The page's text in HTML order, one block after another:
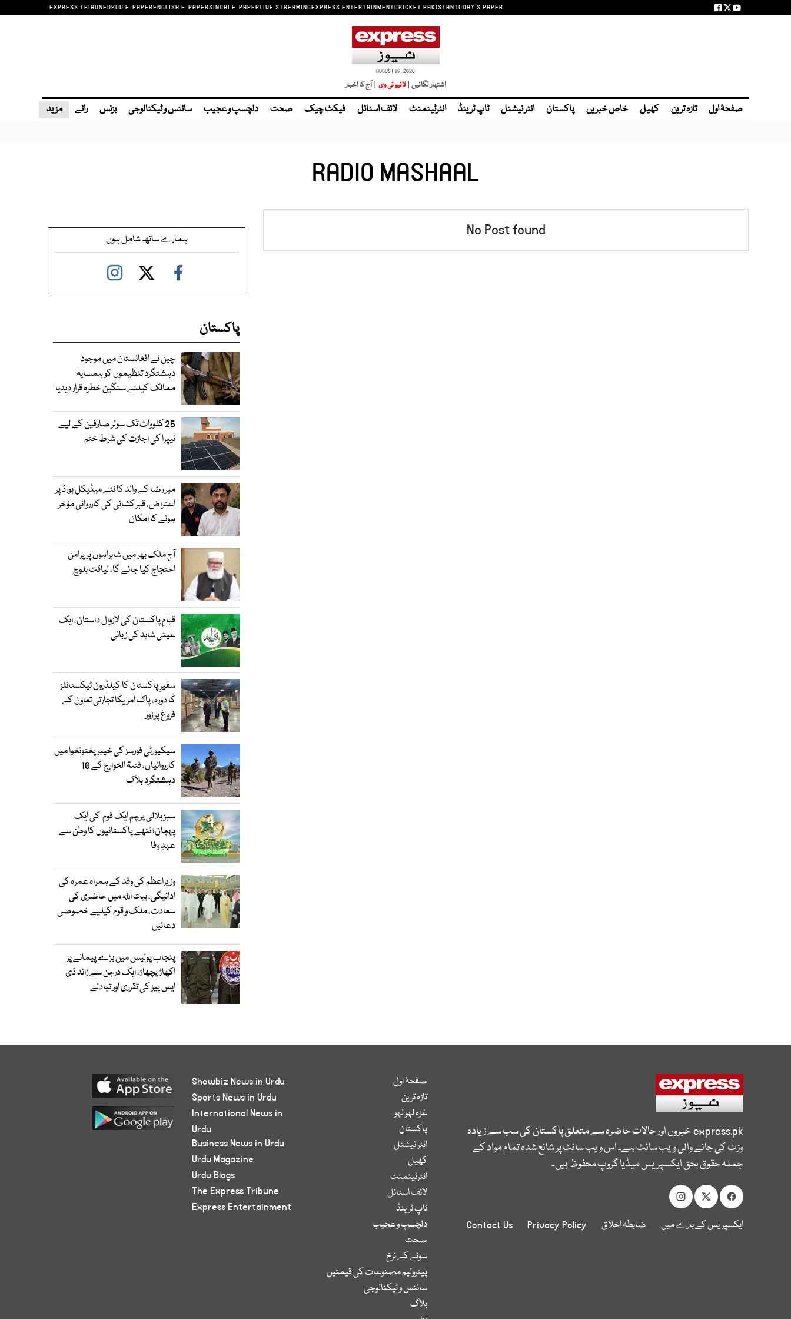
EXPRESS TRIBUNEURDU E-PAPERENGLISH E-PAPERSINDHI E-PAPERLIVE STREAMINGEXPRESS ENTERTAINMENTCRICKET PAKISTANTODAY'S PAPER
AUGUST 07, 2026
اشتہار لگائیں |لائیو ٹی وی | آج کا اخبار
صفحۂ اول تازہ ترین کھیل خاص خبریں پاکستان انٹر نیشنل ٹاپ ٹرینڈ انٹرٹینمنٹ لائف اسٹائل فیکٹ چیک صحت دلچسپ و عجیب سائنس و ٹیکنالوجی بزنس رائے مزید
RADIO MASHAAL
No Post found ہمارے ساتھ شامل ہوں
پاکستان
چین نے افغانستان میں موجود
دہشتگرد تنظیموں کو ہمسایہ
ممالک کیلئے سنگین خطرہ قرار دیدیا
25 کلوواٹ تک سولر صارفین کے لیے
نیپرا کی اجازت کی شرط ختم
میر رضا کے والد کا نئے میڈیکل بورڈ پر
اعتراض، قبر کشائی کی کارروائی مؤخر
ہونے کا امکان
آج ملک بھر میں شاہراہوں پر پرامن
احتجاج کیا جائے گا، لیاقت بلوچ
قیامِ پاکستان کی لازوال داستان، ایک
عینی شاہد کی زبانی
سفیرِ پاکستان کا کیلڈرون ٹیکسٹائلز
کا دورہ، پاک امریکا تجارتی تعاون کے
فروغ پر زور
سیکیورٹی فورسز کی خیبر پختونخوا میں
کارروائیاں، فتنۃ الخوارج کے 10
دہشتگرد ہلاک
سبز ہلالی پرچم ایک قوم کی ایک
پہچان؛ ننھے پاکستانیوں کا وطن سے
عہدِ وفا
وزیراعظم کی وفد کے ہمراہ عمرہ کی
ادائیگی، بیت اللہ میں حاضری کی
سعادت، ملک و قوم کیلیے خصوصی
دعائیں
پنجاب پولیس میں بڑے پیمانے پر
اکھاڑ پچھاڑ، ایک درجن سے زائد ڈی
ایس پیز کی تقرری اور تبادلے
express.pkخبروں اور حالات حاضرہ سے متعلق پاکستان کی سب سے زیادہ
وزٹ کی جانے والی ویب سائٹ ہے۔ اس ویب سائٹ پر شائع شدہ تمام مواد کے
جملہ حقوق بحق ایکسپریس میڈیا گروپ محفوظ ہیں۔
ایکسپریس کے بارے میں ضابطہ اخلاق Privacy Policy
Contact Us
صفحۂ اول
تازہ ترین
غزہ لہو لہو
پاکستان
انٹر نیشنل
کھیل
انٹرٹینمنٹ
لائف اسٹائل
ٹاپ ٹرینڈ
دلچسپ و عجیب
صحت
سونے کے نرخ
پیٹرولیم مصنوعات کی قیمتیں
سائنس و ٹیکنالوجی
بلاگ
Showbiz News in Urdu
Sports News in Urdu
International News in
Urdu
Business News in Urdu
Urdu Magazine
Urdu Blogs
The Express Tribune
Express Entertainment